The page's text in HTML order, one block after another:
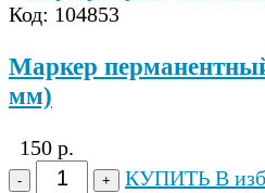
Код: 104853
Маркер
мм)
150 р.
КУПИТЬ В